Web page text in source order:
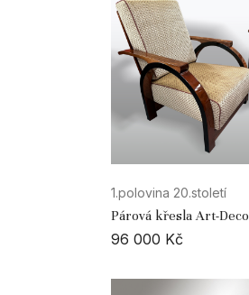
1.polovina 20.století
Párová křesla Art-Deco
96 000 Kč